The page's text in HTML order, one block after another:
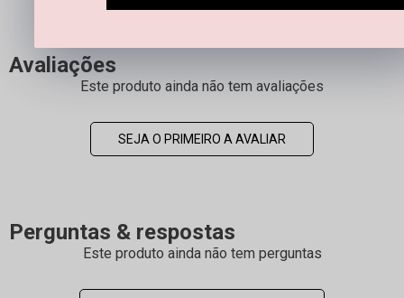
Avaliações
Este produto ainda não tem avaliações
SEJA O PRIMEIRO A AVALIAR
Perguntas & respostas
Este produto ainda não tem perguntas